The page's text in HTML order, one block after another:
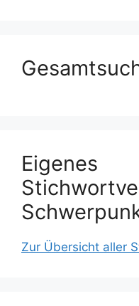
Eigenes
Zur Übersicht aller